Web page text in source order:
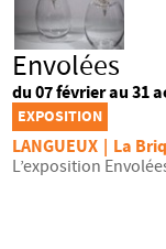
Envolées
du 07 février au 31
EXPOSITION
LANGUEUX La
L’exposition